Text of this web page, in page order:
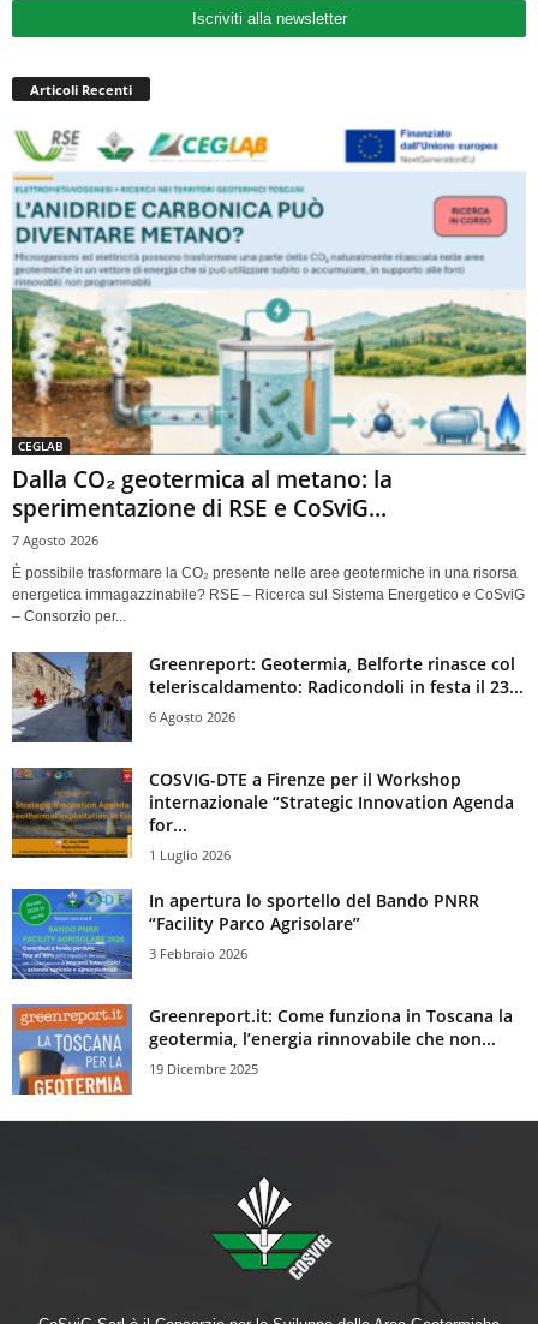
Iscriviti alla newsletter
Articoli Recenti
CEGLAB
Dalla CO₂ geotermica al metano: la
sperimentazione di RSE e CoSviG...
7 Agosto 2026
È possibile trasformare la CO₂ presente nelle aree geotermiche in una risorsa
energetica immagazzinabile? RSE – Ricerca sul Sistema Energetico e CoSviG
– Consorzio per...
Greenreport: Geotermia, Belforte rinasce col
teleriscaldamento: Radicondoli in festa il 23...
6 Agosto 2026
COSVIG-DTE a Firenze per il Workshop
internazionale “Strategic Innovation Agenda
for...
1 Luglio 2026
In apertura lo sportello del Bando PNRR
“Facility Parco Agrisolare”
3 Febbraio 2026
Greenreport.it: Come funziona in Toscana la
geotermia, l’energia rinnovabile che non...
19 Dicembre 2025